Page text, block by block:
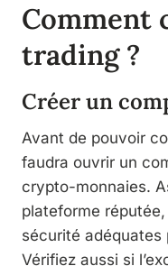
Comment
trading ?
Créer un
Avant de pouvoir
faudra ouvrir un
crypto-monnaies.
plateforme
sécurité adéquates
Vérifiez aussi si